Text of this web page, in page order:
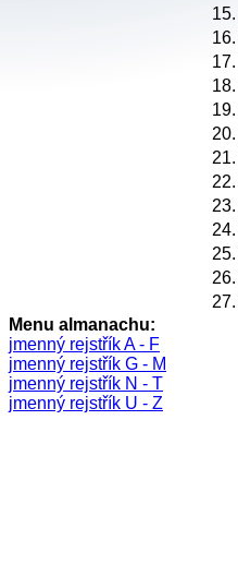
15.
16.
17.
18.
19.
20.
21.
22.
23.
24.
25.
26.
27.
Menu almanachu:
jmenný rejstřík A - F
jmenný rejstřík G - M
jmenný rejstřík N - T
jmenný rejstřík U - Z